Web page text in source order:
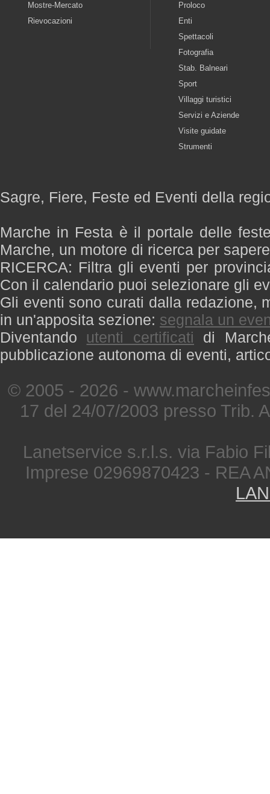
Mostre-Mercato
Rievocazioni
Proloco
Enti
Spettacoli
Fotografia
Stab. Balneari
Sport
Villaggi turistici
Servizi e Aziende
Visite guidate
Strumenti
Sagre, Fiere, Feste ed Eventi della
Marche in Festa è il portale delle
Marche, un motore di ricerca per
RICERCA: Filtra gli eventi per
Con il calendario puoi selezionare gli
Gli eventi sono curati dalla redazione,
in un'apposita sezione: segnala un
Diventando utenti certificati di
pubblicazione autonoma di eventi,
© 2005 - 2026 -
17 del 24/07/2003 presso Trib.
Lanetservice s.r.l.s. via Fabio
Imprese 02969870423 - REA